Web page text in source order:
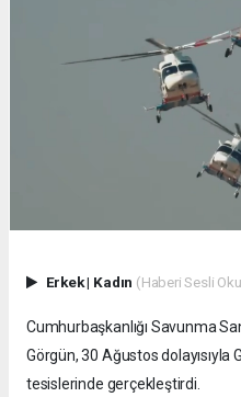
Erkek| Kadın (Haberi Sesli
Cumhurbaşkanlığı Savunma
Görgün, 30 Ağustos
tesislerinde gerçekleştirdi.